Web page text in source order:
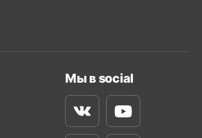
Мы в social
ВконтактеYoutube